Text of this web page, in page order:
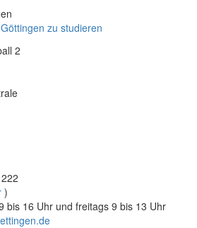
zu studieren
)
bis 16 Uhr und freitags 9 bis 13 Uhr